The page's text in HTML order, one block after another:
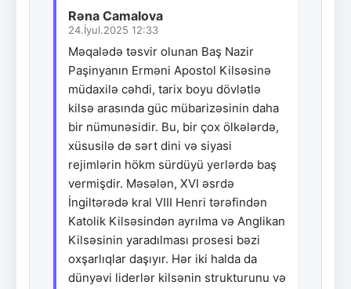
Rəna Camalova
24.İyul.2025 12:33
Məqalədə təsvir olunan Baş Nazir
Paşinyanın Erməni Apostol Kilsəsinə
müdaxilə cəhdi, tarix boyu dövlətlə
kilsə arasında güc mübarizəsinin daha
bir nümunəsidir. Bu, bir çox ölkələrdə,
xüsusilə də sərt dini və siyasi
rejimlərin hökm sürdüyü yerlərdə baş
vermişdir. Məsələn, XVI əsrdə
İngiltərədə kral VIII Henri tərəfindən
Katolik Kilsəsindən ayrılma və Anglikan
Kilsəsinin yaradılması prosesi bəzi
oxşarlıqlar daşıyır. Hər iki halda da
dünyəvi liderlər kilsənin strukturunu və